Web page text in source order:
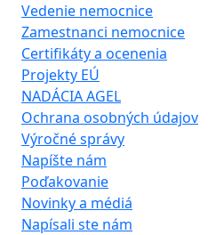
Vedenie nemocnice
Zamestnanci nemocnice
Certifikáty a ocenenia
Projekty EÚ
NADÁCIA AGEL
Ochrana osobných údajov
Výročné správy
Napíšte nám
Poďakovanie
Novinky a médiá
Napísali ste nám